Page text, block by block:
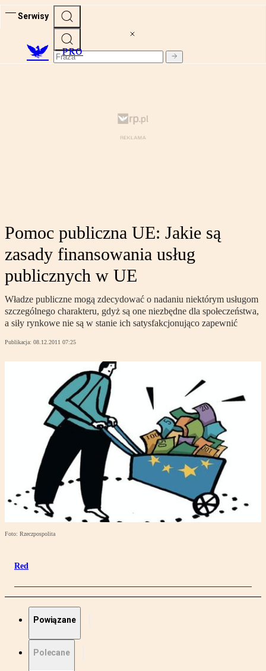
Serwisy
PRO
Pomoc publiczna UE: Jakie są
zasady finansowania usług
publicznych w UE
Władze publiczne mogą zdecydować o nadaniu niektórym usługom
szczególnego charakteru, gdyż są one niezbędne dla społeczeństwa,
a siły rynkowe nie są w stanie ich satysfakcjonująco zapewnić
Publikacja: 08.12.2011 07:25
Foto: Rzeczpospolita
Red
Powiązane
Polecane